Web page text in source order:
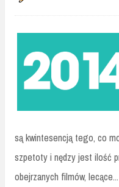
są kwintesencją tego, co
szpetoty i nędzy jest ilość
obejrzanych filmów, lecące...